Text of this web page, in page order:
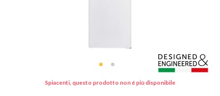
Spiacenti, questo prodotto non é più disponibile